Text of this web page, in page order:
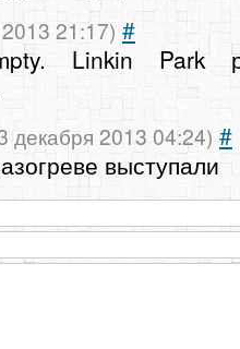
21:17) #
Linkin Park
декабря 2013 04:24) #
выступали